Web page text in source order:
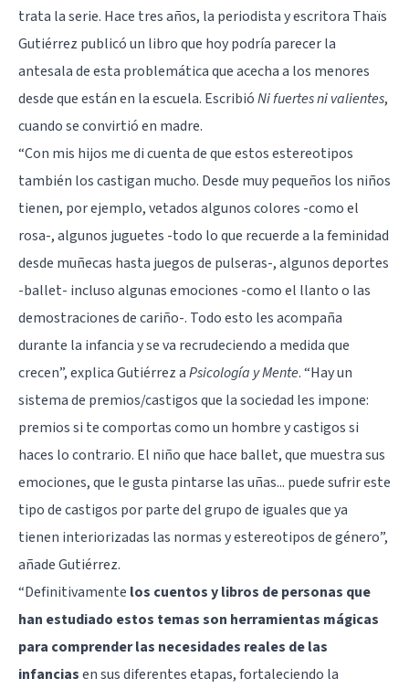
trata la serie. Hace tres años, la periodista y escritora Thaïs
Gutiérrez publicó un libro que hoy podría parecer la
antesala de esta problemática que acecha a los menores
desde que están en la escuela. EscribióNi fuertes ni valientes,
cuando se convirtió en madre.
“Con mis hijos me di cuenta de que estos estereotipos
también los castigan mucho. Desde muy pequeños los niños
tienen, por ejemplo, vetados algunos colores -como el
rosa-, algunos juguetes -todo lo que recuerde a la feminidad
desde muñecas hasta juegos de pulseras-, algunos deportes
-ballet- incluso algunas emociones -como el llanto o las
demostraciones de cariño-. Todo esto les acompaña
durante la infancia y se va recrudeciendo a medida que
crecen”, explica Gutiérrez aPsicología y Mente. “Hay un
sistema de premios/castigos que la sociedad les impone:
premios si te comportas como un hombre y castigos si
haces lo contrario. El niño que hace ballet, que muestra sus
emociones, que le gusta pintarse las uñas... puede sufrir este
tipo de castigos por parte del grupo de iguales que ya
tienen interiorizadas las normas y estereotipos de género”,
añade Gutiérrez.
“Definitivamente los cuentos y libros de personas que
han estudiado estos temas son herramientas mágicas
para comprender las necesidades reales de las
infanciasen sus diferentes etapas, fortaleciendo la